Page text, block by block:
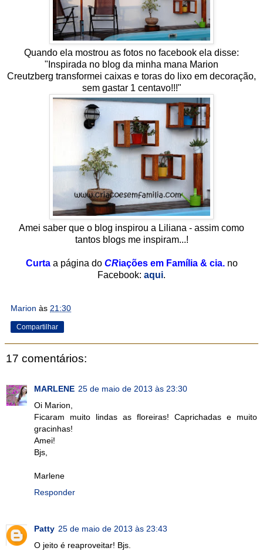
Quando ela mostrou as fotos no facebook ela disse:
" Inspirada no blog da minha mana Marion
Creutzberg transformei caixas e toras do lixo em decoração,
sem gastar 1 centavo!!!"
Amei saber que o blog inspirou a Liliana - assim como
tantos blogs me inspiram...!
Curtaa página do CRiações em Família & cia.no
Facebook: aqui.
Marion às 21:30
Compartilhar
17 comentários:
MARLENE 25 de maio de 2013 às 23:30
Oi Marion,
Ficaram muito lindas as floreiras! Caprichadas e muito
gracinhas!
Amei!
Bjs,
Marlene
Responder
Patty 25 de maio de 2013 às 23:43
O jeito é reaproveitar! Bjs.